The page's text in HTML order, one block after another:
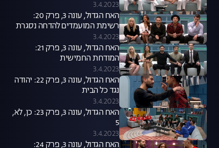
3.4.2023
האח הגדול, עונה 3, פרק 20:
רשימת המועמדים להדחה נסגרת
3.4.2023
האח הגדול, עונה 3, פרק 21:
המודחת החמישית
3.4.2023
האח הגדול, עונה 3, פרק 22: יהודה
נגד כל הבית
3.4.2023
האח הגדול, עונה 3, פרק 23: כן, לא,
5
3.4.2023
האח הגדול, עונה 3, פרק 24: